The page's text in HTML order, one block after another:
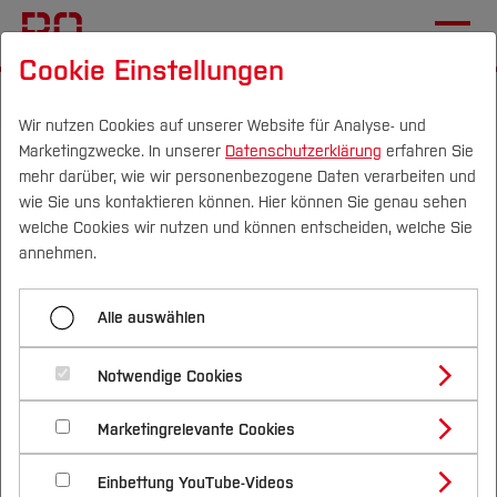
Campus Personen DE|EN Quicklinks
Studium
Studienangebote
Bachelorstudiengänge
Masterstudiengänge
Vor dem Studium
Bewerben & Einschreiben
Bewerbungsportal
Im Studium
Studienbüros und Prüfungen
Nach dem Studium
Forschung & Transfer
Profil
Forschungs- und Transferprofil
Schwerpunkte (FuT)
Beratung & Förderung
Nachhaltigkeit
Nachhaltigkeit studieren
International
AMM-Think Tank -
„Stoffwechsel –
Materialwende in der
Architektur
31.08.2023, 18:00 Uhr - 20:30 UhrArchitektur (FB
Termin speichern (.ics)
Ort:Hochschule Bochum, H-Gebäude [Am
Hochschulcampus 1, 44801 Bochum]
Cookie Einstellungen
Wir nutzen Cookies auf unserer Website für Analyse- und
Marketingzwecke. In unserer Datenschutzerklärung erfahren Sie
mehr darüber, wie wir personenbezogene Daten verarbeiten und
wie Sie uns kontaktieren können. Hier können Sie genau sehen
welche Cookies wir nutzen und können entscheiden, welche Sie
annehmen.
Alle auswählen
Notwendige Cookies
Marketingrelevante Cookies
Einbettung YouTube-Videos